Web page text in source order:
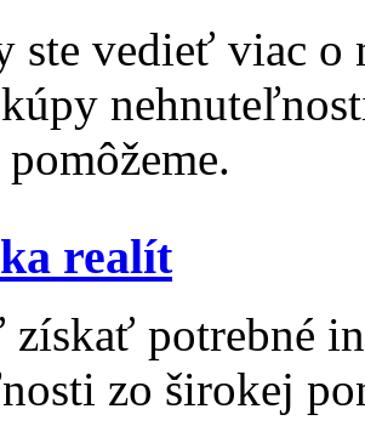
ste vedieť viac o
realít
potrebné
zo širokej